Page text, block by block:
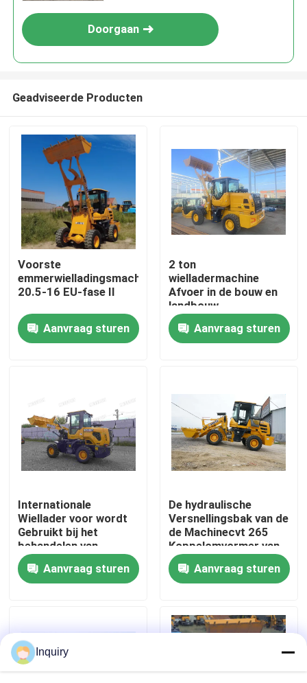
Huis
Producten
Fabrieksreis
Kwaliteitscontrole
Contacteer ons
Nieuws
De Machine van de wiellader
Compacte Wielladers
Doorgaan
Geadviseerde Producten
Voorste
emmerwielladingsmachineband
20.5-16 EU-fase II
Aanvraag sturen
2 ton
wielladermachine
Afvoer in de bouw en
landbouw
Aanvraag sturen
Internationale
Wiellader voor wordt
Gebruikt bij het
behandelen van
Stofmilieu
Aanvraag sturen
De hydraulische
Versnellingsbak van de
de Machinecvt 265
Koppelomvormer van
de Wiellader
Aanvraag sturen
Inquiry